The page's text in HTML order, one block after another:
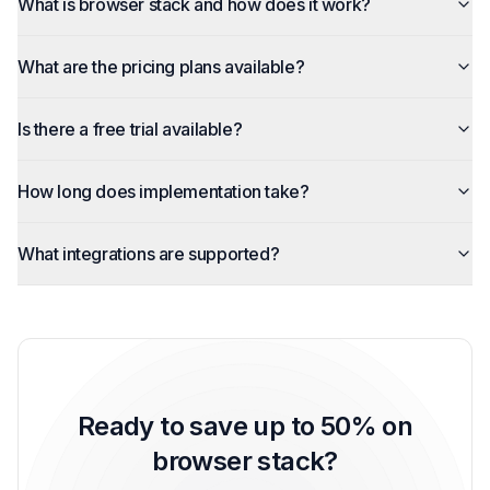
What is browser stack and how does it work?
What are the pricing plans available?
Is there a free trial available?
How long does implementation take?
What integrations are supported?
Ready to save up to 50% on
browser stack?